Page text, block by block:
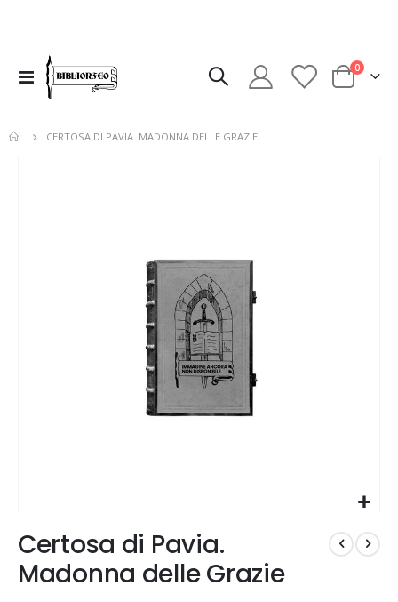
Toggle
Nav
Cart
0elementi
CERTOSA DI PAVIA. MADONNA DELLE GRAZIE
all'inizio
della
galleria
Certosa di Pavia.
Madonna delle Grazie